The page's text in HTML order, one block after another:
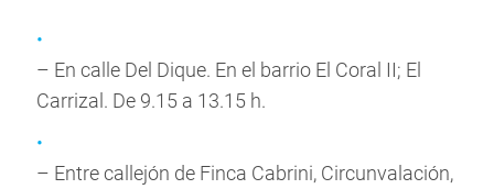
– En calle Del Dique. En el barrio El Coral II; El
Carrizal. De 9.15 a 13.15 h.
– Entre callejón de Finca Cabrini, Circunvalación,